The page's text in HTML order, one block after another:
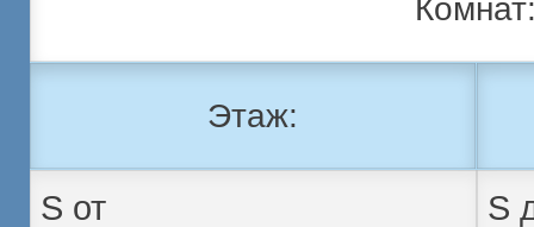
Этаж: